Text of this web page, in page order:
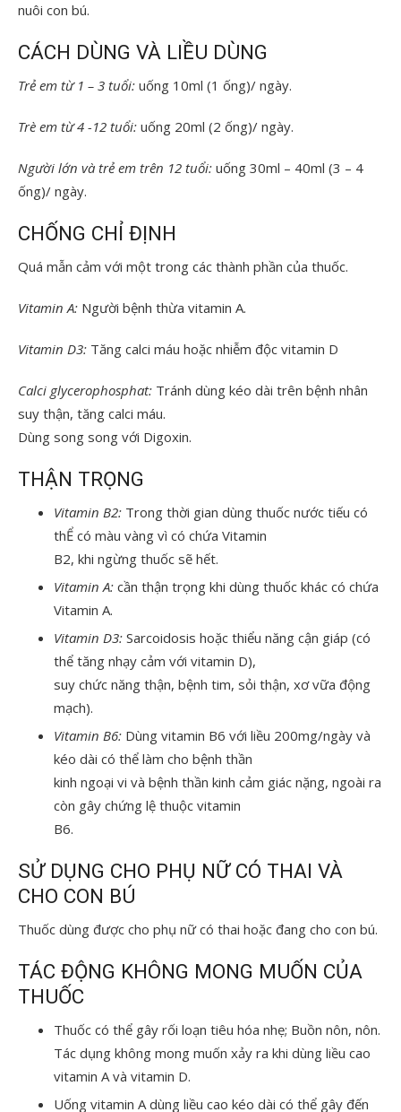
nuôi con bú.
CÁCH DÙNG VÀ LIỀU DÙNG
Trẻ em từ 1 – 3 tuổi: uống 10ml (1 ống)/ ngày.
Trè em từ 4 -12 tuổi: uống 20ml (2 ống)/ ngày.
Người lớn và trẻ em trên 12 tuổi: uống 30ml – 40ml (3 – 4
ống)/ ngày.
CHỐNG CHỈ ĐỊNH
Quá mẫn cảm với một trong các thành phần của thuốc.
VitaminA: Người bệnh thừa vitamin A.
Vitamin D3: Tăng calci máu hoặc nhiễm độc vitamin D
Calci glycerophosphat: Tránh dùng kéo dài trên bệnh nhân
suy thận, tăng calci máu.
Dùng song song với Digoxin.
THẬN TRỌNG
Vitamin B2: Trong thời gian dùng thuốc nước tiếu có
thỂ có màu vàng vì có chứa Vitamin
B2, khi ngừng thuốc sẽ hết.
VitaminA: cần thận trọng khi dùng thuốc khác có chứa
Vitamin A.
Vitamin D3: Sarcoidosis hoặc thiểu năng cận giáp (có
thể tăng nhạy cảm với vitamin D),
suy chức năng thận, bệnh tim, sỏi thận, xơ vữa động
mạch).
Vitamin B6: Dùng vitamin B6 với liều 200mg/ngày và
kéo dài có thể làm cho bệnh thần
kinh ngoại vi và bệnh thần kinh cảm giác nặng, ngoài ra
còn gây chứng lệ thuộc vitamin
B6.
SỬ DỤNG CHO PHỤ NỮ CÓ THAI VÀ
CHO CON BÚ
Thuốc dùng được cho phụ nữ có thai hoặc đang cho con bú.
TÁC ĐỘNG KHÔNG MONG MUỐN CỦA
THUỐC
Thuốc có thể gây rối loạn tiêu hóa nhẹ; Buồn nôn, nôn.
Tác dụng không mong muốn xảy ra khi dùng liều cao
vitamin A và vitamin D.
Uống vitamin A dùng liều cao kéo dài có thể gây đến